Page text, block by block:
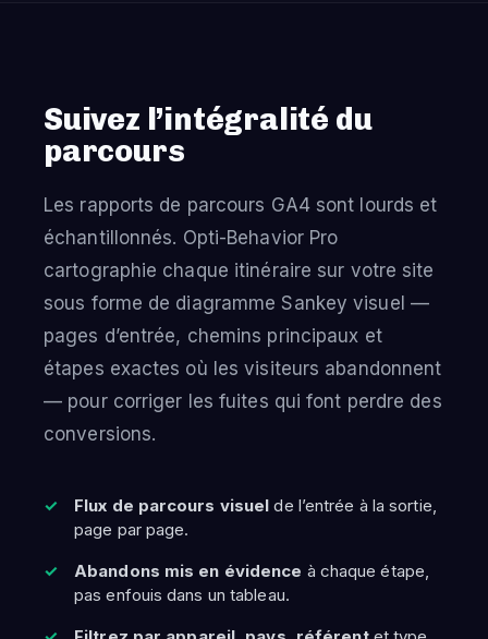
Suivez l’intégralité du
parcours
Les rapports de parcours GA4 sont lourds et
échantillonnés. Opti-Behavior Pro
cartographie chaque itinéraire sur votre site
sous forme de diagramme Sankey visuel —
pages d’entrée, chemins principaux et
étapes exactes où les visiteurs abandonnent
— pour corriger les fuites qui font perdre des
conversions.
Flux de parcours visuel de l’entrée à la sortie,
page par page.
Abandons mis en évidence à chaque étape,
pas enfouis dans un tableau.